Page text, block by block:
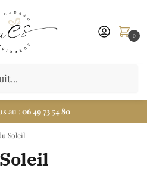
0
au :06 49 73 54 80
Soleil